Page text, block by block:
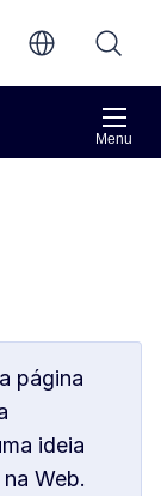
Menu
página
ideia
Web.